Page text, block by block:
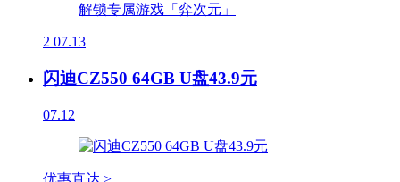
2 07.13
闪迪CZ550 64GB U盘43.9元
07.12
优惠直达 >